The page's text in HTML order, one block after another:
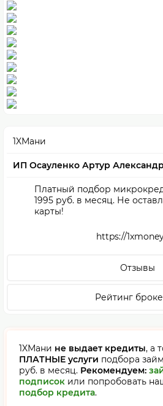
1XМани
ИП Осауленко Артур
Платный подбор
1995 руб. в месяц. Не
карты!
https://
Отзывы
Рейтинг
1XМани не выдает кредиты, а
ПЛАТНЫЕ услуги подбора
руб. в месяц. Рекомендуем:
подписок или попробовать
подбор кредита.